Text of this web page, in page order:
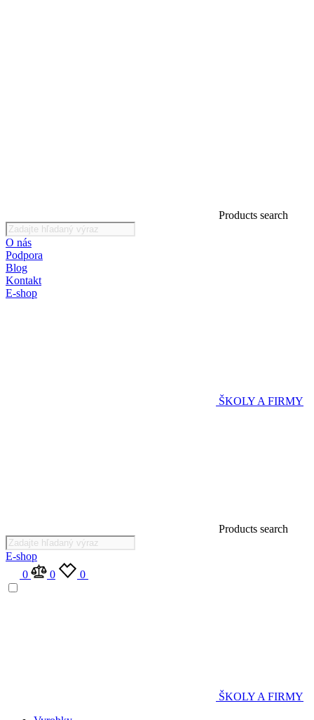
Products search
O nás
Podpora
Blog
Kontakt
E-shop
ŠKOLY A FIRMY
Products search
E-shop
0
0 0
ŠKOLY A FIRMY